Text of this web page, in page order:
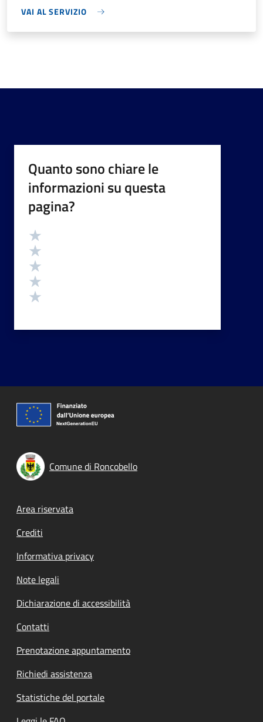
VAI AL SERVIZIO
Quanto sono chiare le
informazioni su questa
pagina?
Valutazione
Comune di Roncobello
Footer menu
Area riservata
Crediti
Informativa privacy
Note legali
Dichiarazione di accessibilità
Contatti
Prenotazione appuntamento
Richiedi assistenza
Statistiche del portale